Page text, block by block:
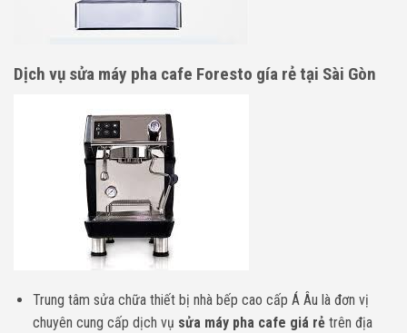
Dịch vụ sửa máy pha cafe Foresto gía rẻ tại Sài Gòn
Trung tâm sửa chữa thiết bị nhà bếp cao cấp Á Âu là đơn vị
chuyên cung cấp dịch vụ sửa máy pha cafe giá rẻtrên địa